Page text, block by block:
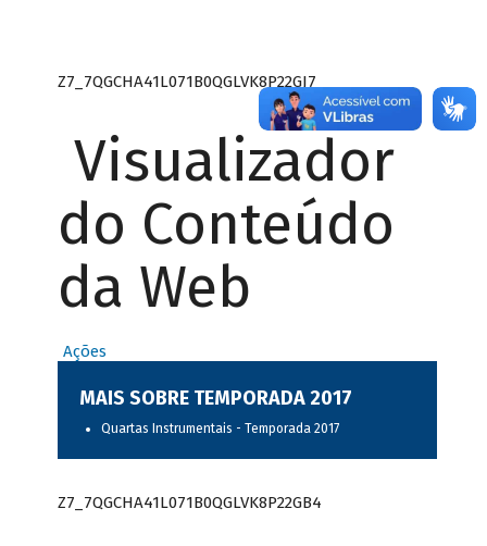
Z7_7QGCHA41L071B0QGLVK8P22GJ7
Visualizador
do Conteúdo
da Web
Ações
MAIS SOBRE TEMPORADA 2017
Quartas Instrumentais - Temporada 2017
Z7_7QGCHA41L071B0QGLVK8P22GB4